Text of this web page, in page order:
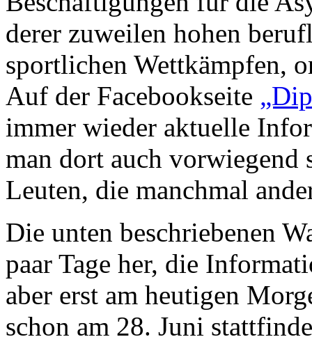
derer zuweilen hohen
sportlichen Wettkämpfen,
Auf der Facebookseite
immer wieder aktuelle
man dort auch vorwiegend
Leuten, die manchmal
Die unten beschriebenen
paar Tage her, die
aber erst am heutigen
schon am 28. Juni